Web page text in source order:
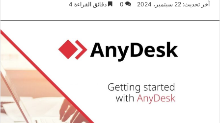
آخر تحديث: 22 سبتمبر، 2024 0 دقائق القراءة 4